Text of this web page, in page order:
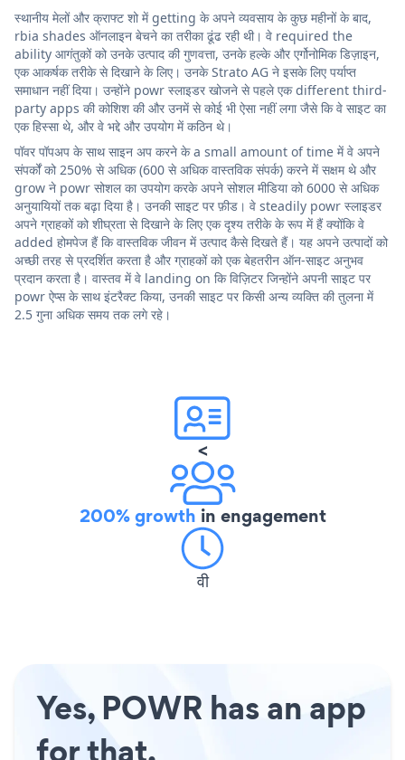
स्थानीय मेलों और क्राफ्ट शो में getting के अपने व्यवसाय के कुछ महीनों के बाद,
rbia shades ऑनलाइन बेचने का तरीका ढूंढ रही थी। वे required the
ability आगंतुकों को उनके उत्पाद की गुणवत्ता, उनके हल्के और एर्गोनोमिक डिज़ाइन,
एक आकर्षक तरीके से दिखाने के लिए। उनके Strato AG ने इसके लिए पर्याप्त
समाधान नहीं दिया। उन्होंने powr स्लाइडर खोजने से पहले एक different third-
party apps की कोशिश की और उनमें से कोई भी ऐसा नहीं लगा जैसे कि वे साइट का
एक हिस्सा थे, और वे भद्दे और उपयोग में कठिन थे।
पॉवर पॉपअप के साथ साइन अप करने के a small amount of time में वे अपने
संपर्कों को 250% से अधिक (600 से अधिक वास्तविक संपर्क) करने में सक्षम थे और
grow ने powr सोशल का उपयोग करके अपने सोशल मीडिया को 6000 से अधिक
अनुयायियों तक बढ़ा दिया है। उनकी साइट पर फ़ीड। वे steadily powr स्लाइडर
अपने ग्राहकों को शीघ्रता से दिखाने के लिए एक दृश्य तरीके के रूप में हैं क्योंकि वे
added होमपेज हैं कि वास्तविक जीवन में उत्पाद कैसे दिखते हैं। यह अपने उत्पादों को
अच्छी तरह से प्रदर्शित करता है और ग्राहकों को एक बेहतरीन ऑन-साइट अनुभव
प्रदान करता है। वास्तव में वे landing on कि विज़िटर जिन्होंने अपनी साइट पर
powr ऐप्स के साथ इंटरैक्ट किया, उनकी साइट पर किसी अन्य व्यक्ति की तुलना में
2.5 गुना अधिक समय तक लगे रहे।
<
200% growth in engagement
वी
Yes, POWR has an app
for that.